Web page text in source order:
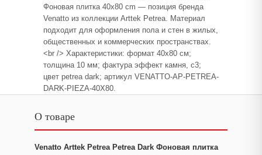
Фоновая плитка 40x80 cm — позиция бренда
Venatto из коллекции Arttek Petrea. Материал
подходит для оформления пола и стен в жилых,
общественных и коммерческих пространствах.
<br /> Характеристики: формат 40x80 см;
толщина 10 мм; фактура эффект камня, c3;
цвет petrea dark; артикул VENATTO-AP-PETREA-
DARK-PIEZA-40X80.
О товаре
Venatto Arttek Petrea Petrea Dark Фоновая плитка